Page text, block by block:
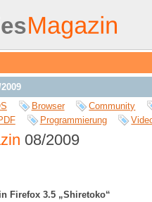
Browser Community
Programmierung
08/2009
Firefox 3.5 „Shiretoko“